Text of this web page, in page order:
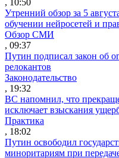
Утренний обзор за 5
обучении нейросетей и
Обзор СМИ
, 09:37
Путин подписал закон об
релокантов
Законодательство
, 19:32
ВС напомнил, что
исключает взыскания
Практика
, 18:02
Путин освободил
миноритариям при